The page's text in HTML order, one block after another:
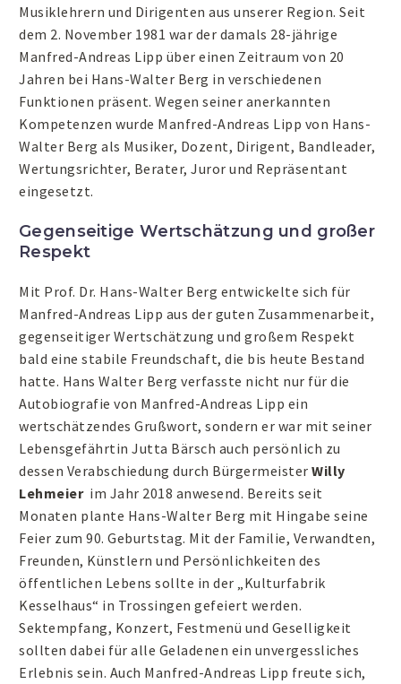
Musiklehrern und Dirigenten aus unserer Region. Seit
dem 2. November 1981 war der damals 28-jährige
Manfred-Andreas Lipp über einen Zeitraum von 20
Jahren bei Hans-Walter Berg in verschiedenen
Funktionen präsent. Wegen seiner anerkannten
Kompetenzen wurde Manfred-Andreas Lipp von Hans-
Walter Berg als Musiker, Dozent, Dirigent, Bandleader,
Wertungsrichter, Berater, Juror und Repräsentant
eingesetzt.
Gegenseitige Wertschätzung und großer
Respekt
Mit Prof. Dr. Hans-Walter Berg entwickelte sich für
Manfred-Andreas Lipp aus der guten Zusammenarbeit,
gegenseitiger Wertschätzung und großem Respekt
bald eine stabile Freundschaft, die bis heute Bestand
hatte. Hans Walter Berg verfasste nicht nur für die
Autobiografie von Manfred-Andreas Lipp ein
wertschätzendes Grußwort, sondern er war mit seiner
Lebensgefährtin Jutta Bärsch auch persönlich zu
dessen Verabschiedung durch Bürgermeister Willy
Lehmeier im Jahr 2018 anwesend. Bereits seit
Monaten plante Hans-Walter Berg mit Hingabe seine
Feier zum 90. Geburtstag. Mit der Familie, Verwandten,
Freunden, Künstlern und Persönlichkeiten des
öffentlichen Lebens sollte in der „Kulturfabrik
Kesselhaus“ in Trossingen gefeiert werden.
Sektempfang, Konzert, Festmenü und Geselligkeit
sollten dabei für alle Geladenen ein unvergessliches
Erlebnis sein. Auch Manfred-Andreas Lipp freute sich,